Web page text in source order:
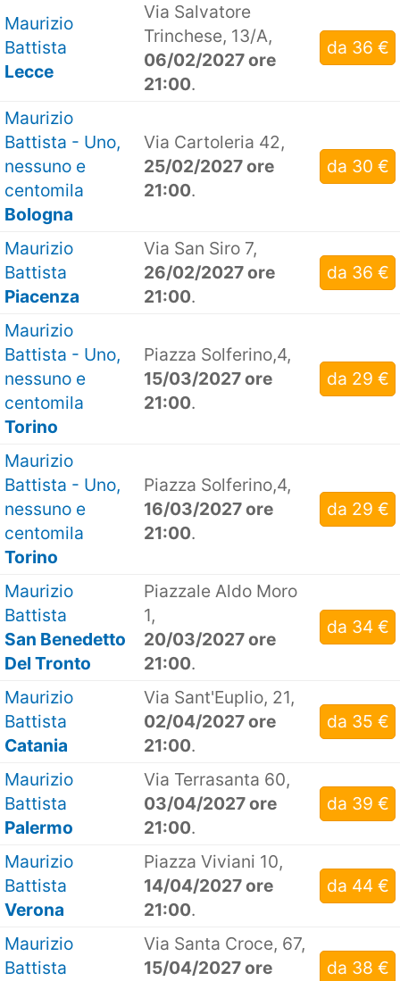
Maurizio
Battista
Lecce
Via Salvatore
Trinchese, 13/A,
06/02/2027 ore
21:00.
da 36 €
Maurizio
Battista - Uno,
nessuno e
centomila
Bologna
Via Cartoleria 42,
25/02/2027 ore
21:00.
da 30 €
Maurizio
Battista
Piacenza
Via San Siro 7,
26/02/2027 ore
21:00.
da 36 €
Maurizio
Battista - Uno,
nessuno e
centomila
Torino
Piazza Solferino,4,
15/03/2027 ore
21:00.
da 29 €
Maurizio
Battista - Uno,
nessuno e
centomila
Torino
Piazza Solferino,4,
16/03/2027 ore
21:00.
da 29 €
Maurizio
Battista
San Benedetto
Del Tronto
Piazzale Aldo Moro
1,
20/03/2027 ore
21:00.
da 34 €
Maurizio
Battista
Catania
Via Sant'Euplio, 21,
02/04/2027 ore
21:00.
da 35 €
Maurizio
Battista
Palermo
Via Terrasanta 60,
03/04/2027 ore
21:00.
da 39 €
Maurizio
Battista
Verona
Piazza Viviani 10,
14/04/2027 ore
21:00.
da 44 €
Maurizio
Battista
Via Santa Croce, 67,
15/04/2027 ore
da 38 €